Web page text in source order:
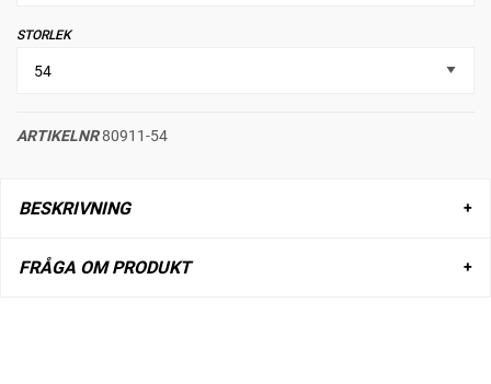
STORLEK
ARTIKELNR80911-54
BESKRIVNING
FRÅGA OM PRODUKT